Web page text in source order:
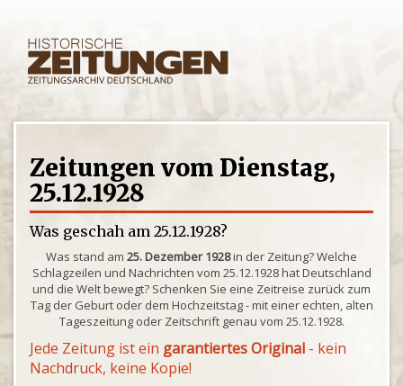
Zeitungen vom Dienstag,
25.12.1928
Was geschah am 25.12.1928?
Was stand am 25. Dezember 1928in der Zeitung? Welche
Schlagzeilen und Nachrichten vom 25.12.1928 hat Deutschland
und die Welt bewegt? Schenken Sie eine Zeitreise zurück zum
Tag der Geburt oder dem Hochzeitstag - mit einer echten, alten
Tageszeitung oder Zeitschrift genau vom 25.12.1928.
Jede Zeitung ist ein garantiertes Original - kein
Nachdruck, keine Kopie!